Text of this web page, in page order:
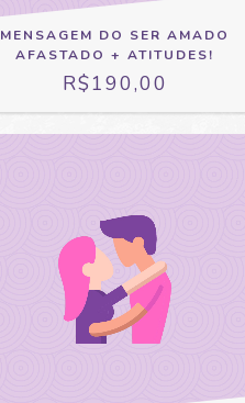
MENSAGEM DO SER AMADO
AFASTADO + ATITUDES!
R$190,00